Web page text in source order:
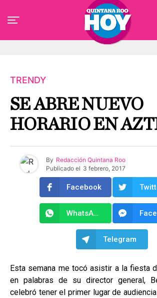
TRENDY
SE ABRE NUEVO
HORARIO EN
By Redacción Quintana Roo
Publicado el 3 febrero, 2017
Facebook
WhatsApp
Telegram
Esta semana me tocó asistir a la fiesta
en palabras de su director general,
celebró tener el primer lugar de